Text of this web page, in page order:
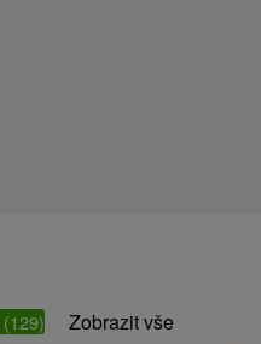
(129) Zobrazit vše